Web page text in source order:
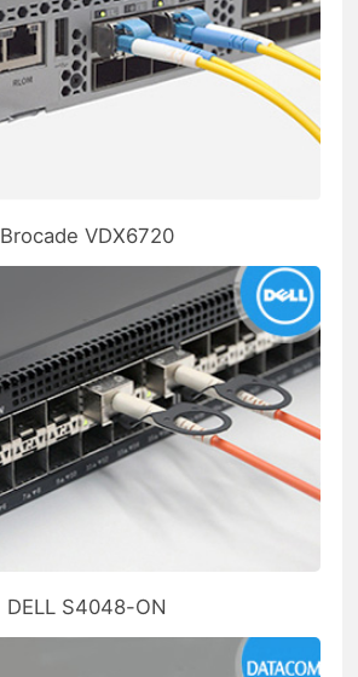
Brocade VDX6720
DELL S4048-ON